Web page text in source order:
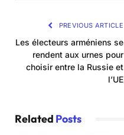
PREVIOUS ARTICLE
Les électeurs arméniens se
rendent aux urnes pour
choisir entre la Russie et
l’UE
Related Posts